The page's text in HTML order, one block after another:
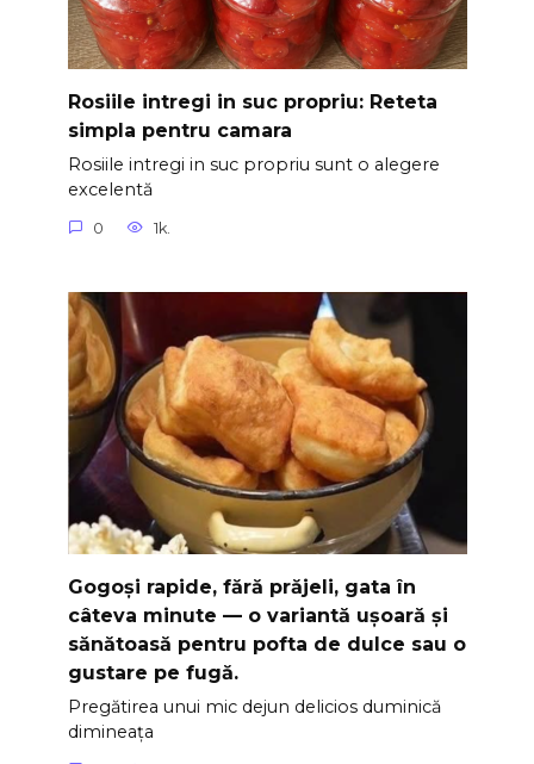
Rosiile intregi in suc propriu: Reteta
simpla pentru camara
Rosiile intregi in suc propriu sunt o alegere
excelentă
0 1k.
Gogoși rapide, fără prăjeli, gata în
câteva minute — o variantă ușoară și
sănătoasă pentru pofta de dulce sau o
gustare pe fugă.
Pregătirea unui mic dejun delicios duminică
dimineața